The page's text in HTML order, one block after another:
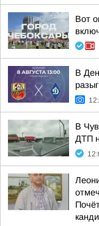
Вот
В
В
ДТП